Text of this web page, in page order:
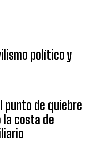
político y
punto de quiebre
la costa de